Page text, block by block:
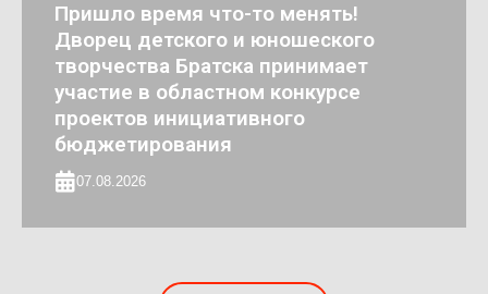
Пришло время что-то менять!
Дворец детского и юношеского
творчества Братска принимает
участие в областном конкурсе
проектов инициативного
бюджетирования
07.08.2026